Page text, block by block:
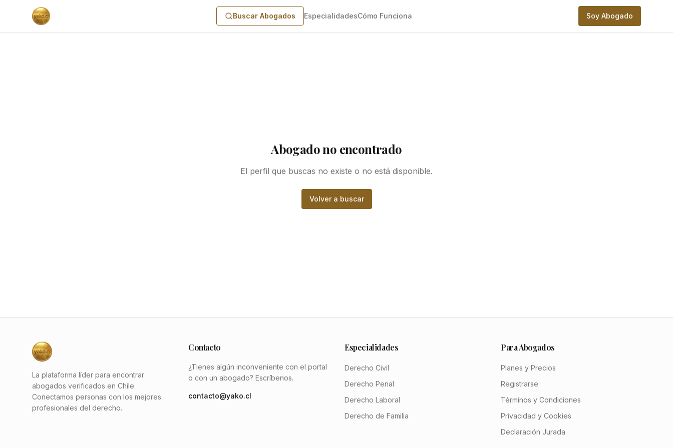
Buscar Abogados EspecialidadesCómo Funciona Soy Abogado
Abogado no encontrado
El perfil que buscas no existe o no está disponible.
Volver a buscar
La plataforma líder para encontrar
abogados verificados en Chile.
Conectamos personas con los mejores
profesionales del derecho.
Contacto
¿Tienes algún inconveniente con el portal
o con un abogado? Escríbenos.
contacto@yako.cl
Especialidades
Derecho Civil
Derecho Penal
Derecho Laboral
Derecho de Familia
Para Abogados
Planes y Precios
Registrarse
Términos y Condiciones
Privacidad y Cookies
Declaración Jurada